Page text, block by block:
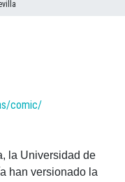
comic/
la Universidad de
han versionado la